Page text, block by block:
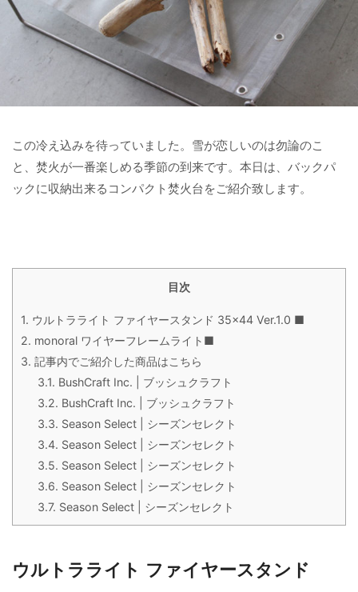
この冷え込みを待っていました。雪が恋しいのは勿論のこ
と、焚火が一番楽しめる季節の到来です。本日は、バックパ
ックに収納出来るコンパクト焚火台をご紹介致します。
目次
1. ウルトラライト ファイヤースタンド 35×44 Ver.1.0 ■
2. monoral ワイヤーフレームライト■
3. 記事内でご紹介した商品はこちら
3.1. BushCraft Inc. | ブッシュクラフト
3.2. BushCraft Inc. | ブッシュクラフト
3.3. Season Select | シーズンセレクト
3.4. Season Select | シーズンセレクト
3.5. Season Select | シーズンセレクト
3.6. Season Select | シーズンセレクト
3.7. Season Select | シーズンセレクト
ウルトラライト ファイヤースタンド